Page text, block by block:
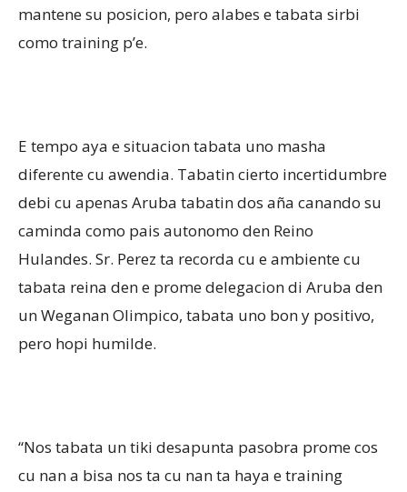
mantene su posicion, pero alabes e tabata sirbi
como training p’e.
E tempo aya e situacion tabata uno masha
diferente cu awendia. Tabatin cierto incertidumbre
debi cu apenas Aruba tabatin dos aña canando su
caminda como pais autonomo den Reino
Hulandes. Sr. Perez ta recorda cu e ambiente cu
tabata reina den e prome delegacion di Aruba den
un Weganan Olimpico, tabata uno bon y positivo,
pero hopi humilde.
“Nos tabata un tiki desapunta pasobra prome cos
cu nan a bisa nos ta cu nan ta haya e training